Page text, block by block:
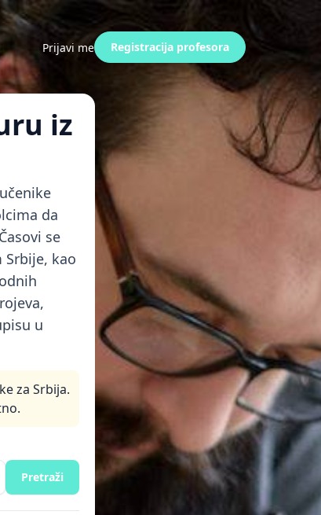
Prijavi me Registracija profesora
iz
da
se
kao
u
za Srbija.
Pretraži